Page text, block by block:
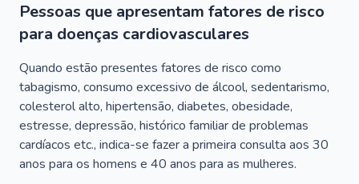
Pessoas que apresentam fatores de risco
para doenças cardiovasculares
Quando estão presentes fatores de risco como
tabagismo, consumo excessivo de álcool, sedentarismo,
colesterol alto, hipertensão, diabetes, obesidade,
estresse, depressão, histórico familiar de problemas
cardíacos etc., indica-se fazer a primeira consulta aos 30
anos para os homens e 40 anos para as mulheres.